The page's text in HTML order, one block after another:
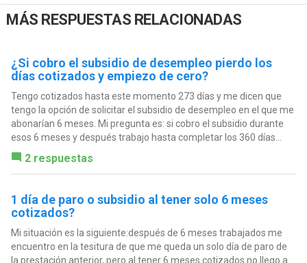
MÁS RESPUESTAS RELACIONADAS
¿Si cobro el subsidio de desempleo pierdo los
días cotizados y empiezo de cero?
Tengo cotizados hasta este momento 273 días y me dicen que
tengo la opción de solicitar el subsidio de desempleo en el que me
abonarían 6 meses. Mi pregunta es: si cobro el subsidio durante
esos 6 meses y después trabajo hasta completar los 360 días...
2 respuestas
1 día de paro o subsidio al tener solo 6 meses
cotizados?
Mi situación es la siguiente:después de 6 meses trabajados me
encuentro en la tesitura de que me queda un solo día de paro de
la prestación anterior, pero al tener 6 meses cotizados no llego a